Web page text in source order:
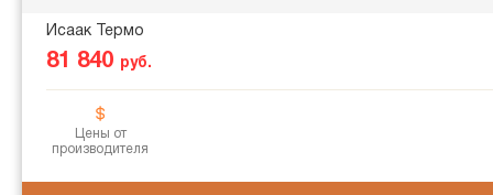
Исаак Термо
81 840 руб.
Цены от
производителя